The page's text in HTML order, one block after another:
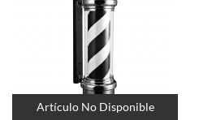
Artículo No Disponible